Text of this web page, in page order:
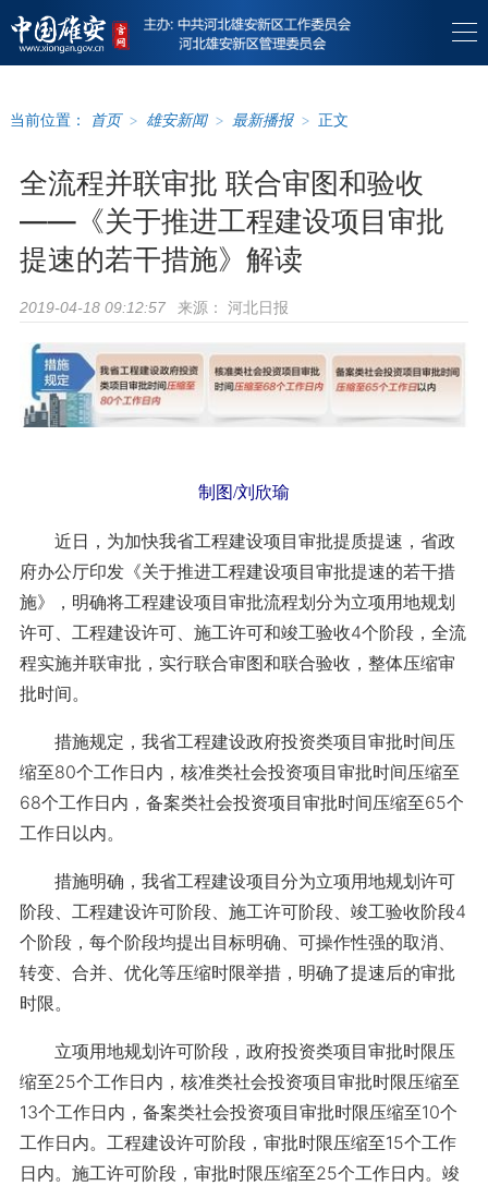
当前位置： 首页 > 雄安新闻 > 最新播报 > 正文
全流程并联审批 联合审图和验收
——《关于推进工程建设项目审批
提速的若干措施》解读
2019-04-18 09:12:57 来源： 河北日报
制图/刘欣瑜
近日，为加快我省工程建设项目审批提质提速，省政
府办公厅印发《关于推进工程建设项目审批提速的若干措
施》，明确将工程建设项目审批流程划分为立项用地规划
许可、工程建设许可、施工许可和竣工验收4个阶段，全流
程实施并联审批，实行联合审图和联合验收，整体压缩审
批时间。
措施规定，我省工程建设政府投资类项目审批时间压
缩至80个工作日内，核准类社会投资项目审批时间压缩至
68个工作日内，备案类社会投资项目审批时间压缩至65个
工作日以内。
措施明确，我省工程建设项目分为立项用地规划许可
阶段、工程建设许可阶段、施工许可阶段、竣工验收阶段4
个阶段，每个阶段均提出目标明确、可操作性强的取消、
转变、合并、优化等压缩时限举措，明确了提速后的审批
时限。
立项用地规划许可阶段，政府投资类项目审批时限压
缩至25个工作日内，核准类社会投资项目审批时限压缩至
13个工作日内，备案类社会投资项目审批时限压缩至10个
工作日内。工程建设许可阶段，审批时限压缩至15个工作
日内。施工许可阶段，审批时限压缩至25个工作日内。竣